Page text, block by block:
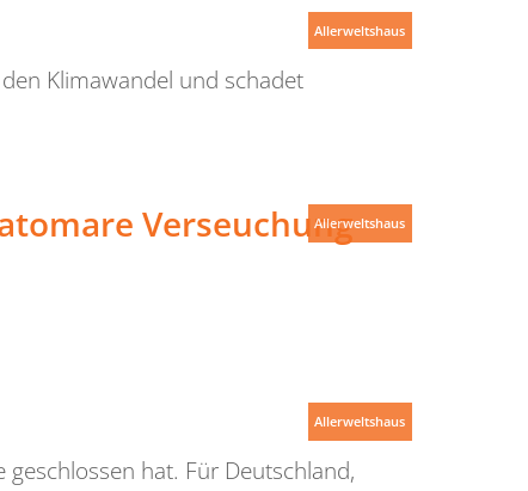
Klimawandel und schadet
Allerweltshaus
VerseuchungAllerweltshaus
hat. Für Deutschland,
Allerweltshaus